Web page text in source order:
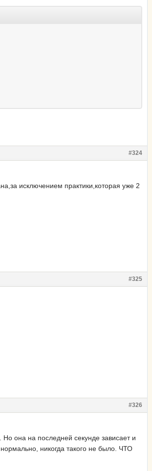
#324
исключением практики,которая уже 2
#325
#326
она на последней секунде зависает и
никогда такого не было. ЧТО